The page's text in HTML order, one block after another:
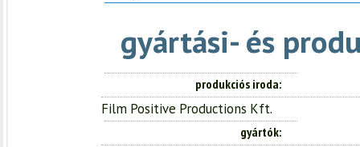
gyártási- és
produkciós iroda
Film Positive Productions Kft.
gyártók